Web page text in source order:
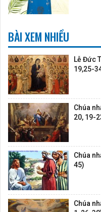
BÀI XEM NHIỀU
Lễ Đức
19,25-
Chúa
20, 19-
Chúa
45)
Chúa